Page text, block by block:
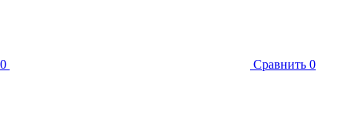
0 Сравнить 0